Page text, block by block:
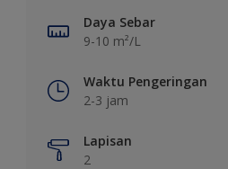
Daya Sebar
9-10 m²/L
Waktu Pengeringan
2-3 jam
Lapisan
2